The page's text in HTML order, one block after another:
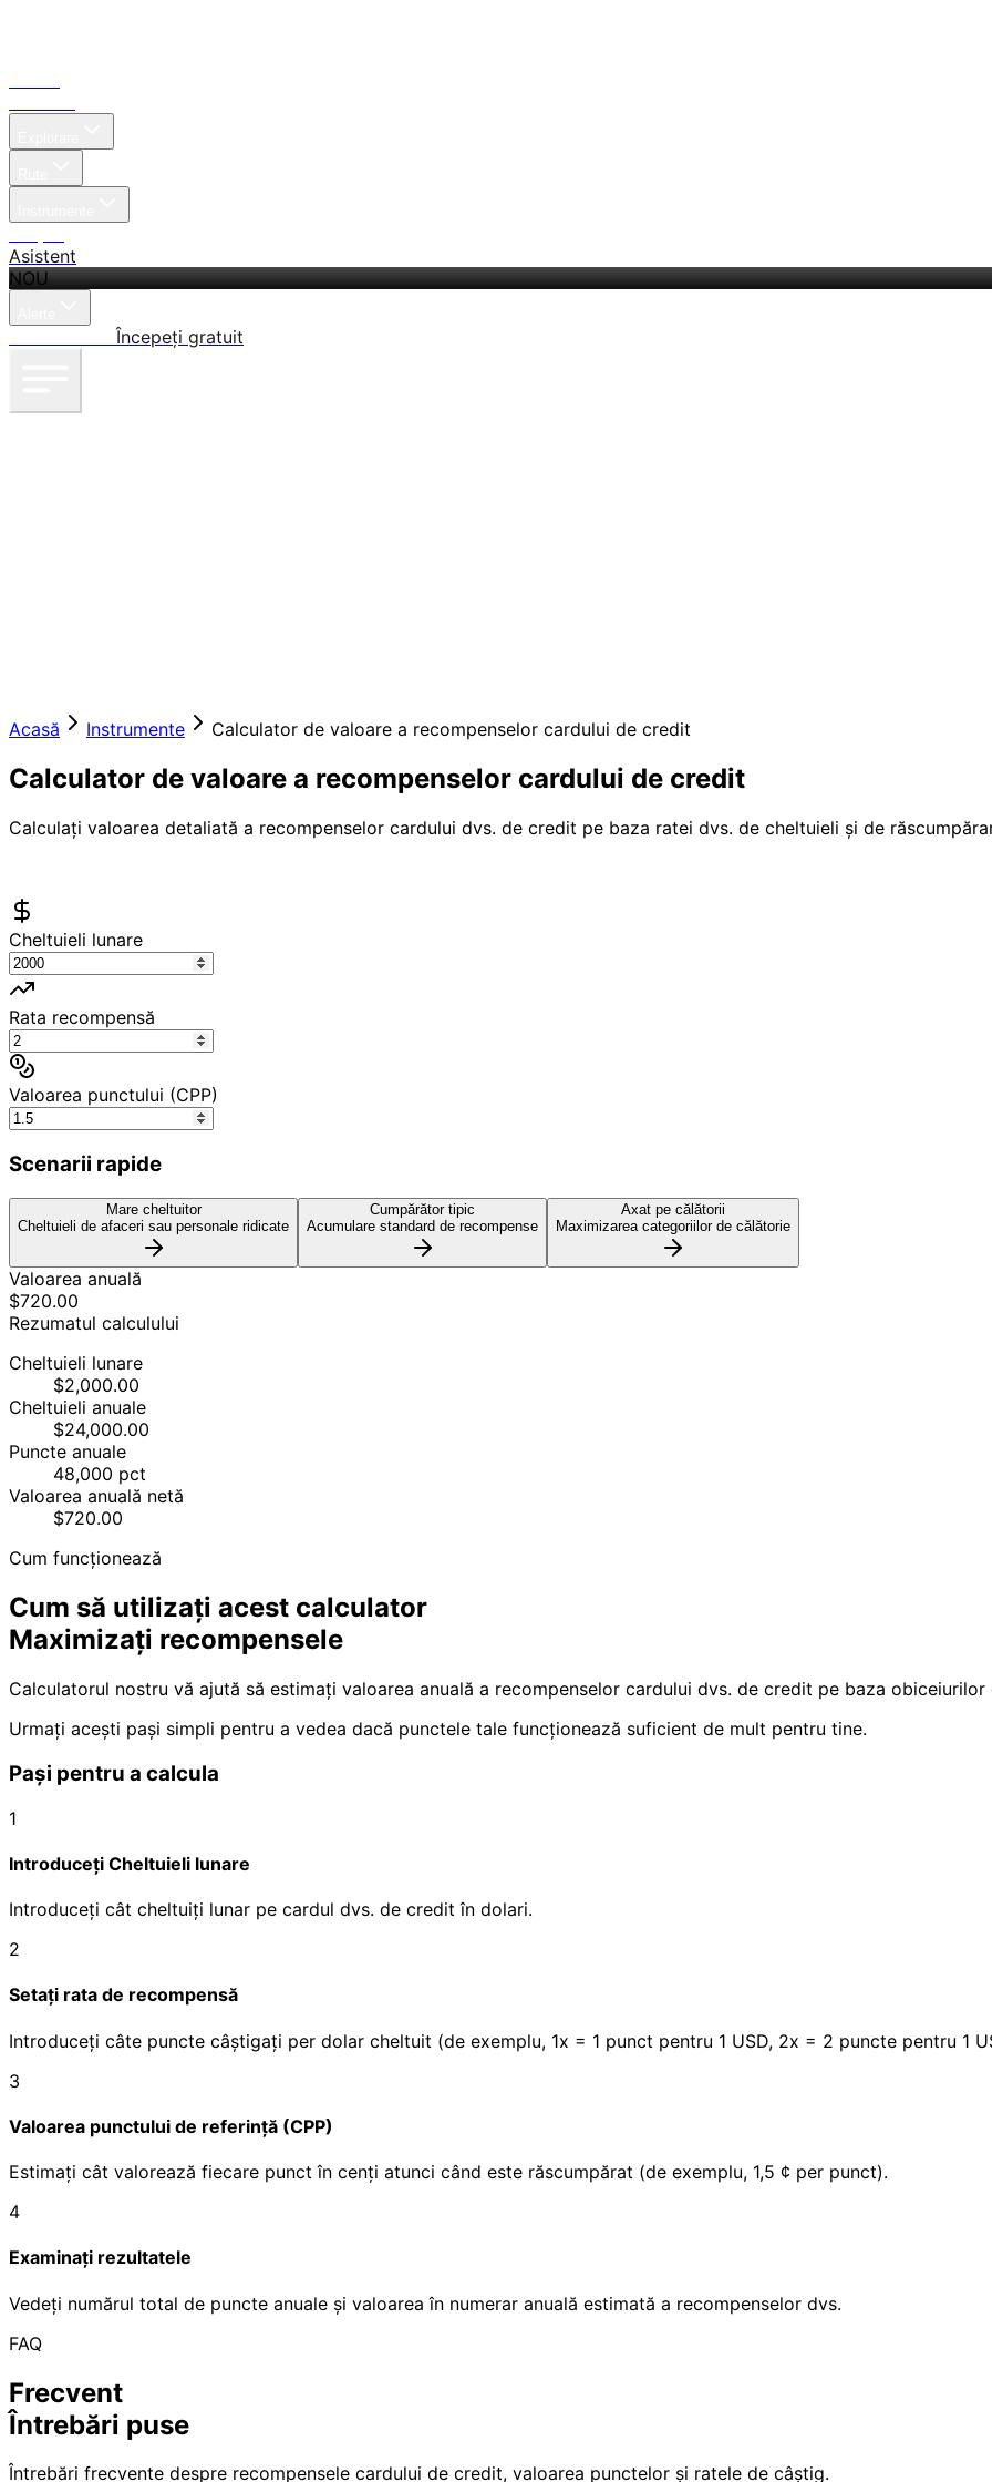
Asistent
NOU
Începeți gratuit
Acasă Instrumente Calculator de valoare a recompenselor cardului de credit
Calculator de valoare a recompenselor cardului de credit
Calculați valoarea detaliată a recompenselor cardului dvs. de credit pe baza ratei dvs. de cheltuieli și de
Cheltuieli lunare
Rata recompensă
Valoarea punctului (CPP)
Scenarii rapide
Mare cheltuitor
Cheltuieli de afaceri sau personale ridicate
Cumpărător tipic
Acumulare standard de recompense
Axat pe călătorii
Maximizarea categoriilor de călătorie
Valoarea anuală
$720.00
Rezumatul calculului
Cheltuieli lunare
$2,000.00
Cheltuieli anuale
$24,000.00
Puncte anuale
48,000 pct
Valoarea anuală netă
$720.00
Cum funcționează
Cum să utilizați acest calculator
Maximizați recompensele
Calculatorul nostru vă ajută să estimați valoarea anuală a recompenselor cardului dvs. de credit pe baza
Urmați acești pași simpli pentru a vedea dacă punctele tale funcționează suficient de mult pentru tine.
Pași pentru a calcula
1
Introduceți Cheltuieli lunare
Introduceți cât cheltuiți lunar pe cardul dvs. de credit în dolari.
2
Setați rata de recompensă
Introduceți câte puncte câștigați per dolar cheltuit (de exemplu, 1x = 1 punct pentru 1 USD, 2x = 2 puncte pentru 1
3
Valoarea punctului de referință (CPP)
Estimați cât valorează fiecare punct în cenți atunci când este răscumpărat (de exemplu, 1,5 ¢ per punct).
4
Examinați rezultatele
Vedeți numărul total de puncte anuale și valoarea în numerar anuală estimată a recompenselor dvs.
FAQ
Frecvent
Întrebări puse
Întrebări frecvente despre recompensele cardului de credit, valoarea punctelor și ratele de câștig.